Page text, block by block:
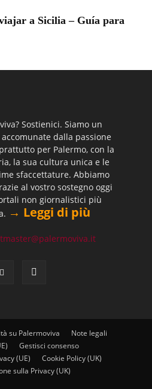
a Sicilia – Guía para
Sostienici. Siamo un
dalla passione
per Palermo, con la
la sua cultura unica e le
sfaccettature. Abbiamo
al vostro sostegno oggi
non giornalistici più
→ Leggi di più
su Palermoviva
Note legali
Gestisci consenso
(UE)
Cookie Policy (UK)
sulla Privacy (UK)